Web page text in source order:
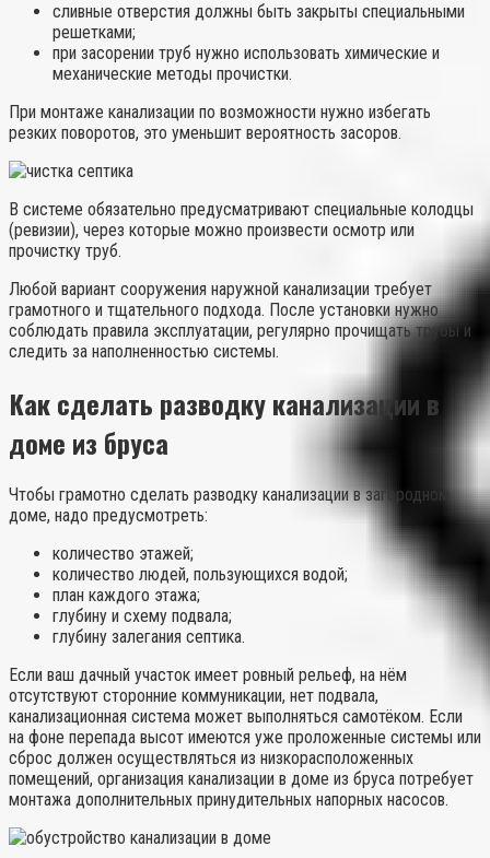
сливные отверстия должны быть закрыты специальными
решетками;
при засорении труб нужно использовать химические и
механические методы прочистки.
При монтаже канализации по возможности нужно избегать
резких поворотов, это уменьшит вероятность засоров.
В системе обязательно предусматривают специальные колодцы
(ревизии), через которые можно произвести осмотр или
прочистку труб.
Любой вариант сооружения наружной канализации требует
грамотного и тщательного подхода. После установки нужно
соблюдать правила эксплуатации, регулярно прочищать трубы и
следить за наполненностью системы.
Как сделать разводку канализации в
доме из бруса
Чтобы грамотно сделать разводку канализации в загородном
доме, надо предусмотреть:
количество этажей;
количество людей, пользующихся водой;
план каждого этажа;
глубину и схему подвала;
глубину залегания септика.
Если ваш дачный участок имеет ровный рельеф, на нём
отсутствуют сторонние коммуникации, нет подвала,
канализационная система может выполняться самотёком. Если
на фоне перепада высот имеются уже проложенные системы или
сброс должен осуществляться из низкорасположенных
помещений, организация канализации в доме из бруса потребует
монтажа дополнительных принудительных напорных насосов.